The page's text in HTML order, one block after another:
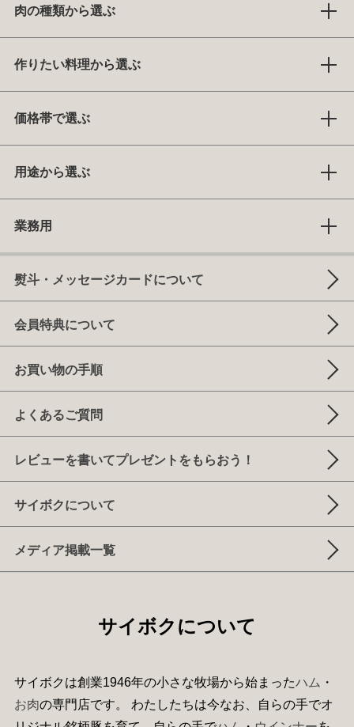
肉の種類から選ぶ
作りたい料理から選ぶ
価格帯で選ぶ
用途から選ぶ
業務用
熨斗・メッセージカードについて
会員特典について
お買い物の手順
よくあるご質問
レビューを書いてプレゼントをもらおう！
サイボクについて
メディア掲載一覧
サイボクについて
サイボクは創業1946年の小さな牧場から始まったハム ・
お肉の専門店です。 わたしたちは今なお、自らの手でオ